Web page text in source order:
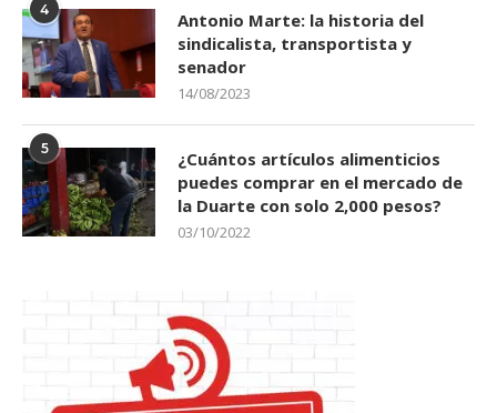
4
Antonio Marte: la historia del
sindicalista, transportista y
senador
14/08/2023
5
¿Cuántos artículos alimenticios
puedes comprar en el mercado de
la Duarte con solo 2,000 pesos?
03/10/2022